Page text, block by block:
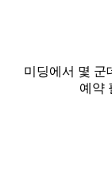
미딩에서 몇 군
예약